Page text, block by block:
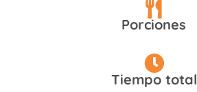
Porciones
Tiempo total